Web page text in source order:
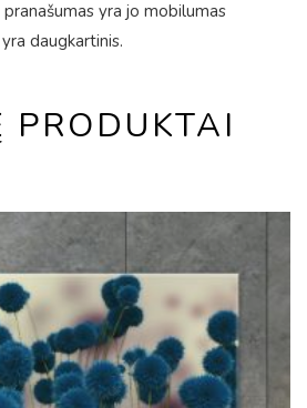
yra jo mobilumas
daugkartinis.
PRODUKTAI